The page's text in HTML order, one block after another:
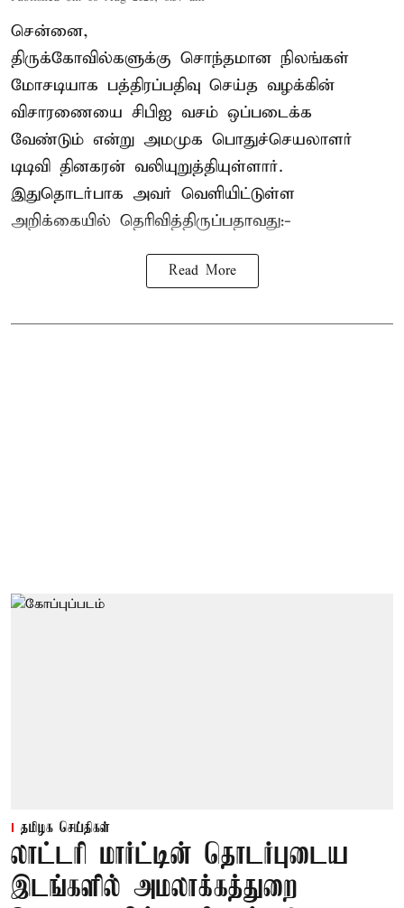
சென்னை,
திருக்கோவில்களுக்கு சொந்தமான நிலங்கள்
மோசடியாக பத்திரப்பதிவு செய்த வழக்கின்
விசாரணையை சிபிஐ வசம் ஒப்படைக்க
வேண்டும் என்று அமமுக பொதுச்செயலாளர்
டிடிவி தினகரன் வலியுறுத்தியுள்ளார்.
இதுதொடர்பாக அவர் வெளியிட்டுள்ள
அறிக்கையில் தெரிவித்திருப்பதாவது:-
Read More
தமிழக செய்திகள்
லாட்டரி மார்ட்டின் தொடர்புடைய
இடங்களில் அமலாக்கத்துறை